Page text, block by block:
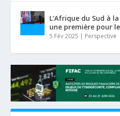
L’Afrique du Sud à
une première pour
5 Fév 2025 | Perspective